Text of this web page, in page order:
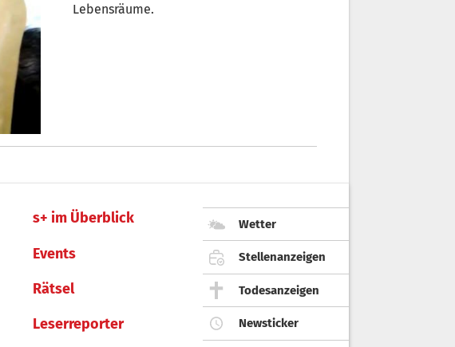
Lebensräume.
s+ im Überblick
Events
Rätsel
Leserreporter
Wetter
Stellenanzeigen
Todesanzeigen
Newsticker